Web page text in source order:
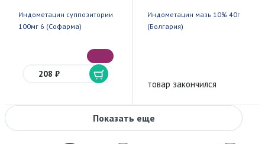
Индометацин суппозитории
100мг 6 (Софарма)
208 ₽
Индометацин мазь 10% 40г
(Болгария)
товар закончился
Показать еще